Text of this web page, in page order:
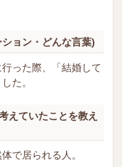
ョン・どんな言葉)
った際、「結婚して
た。
えていたことを教え
で居られる人。